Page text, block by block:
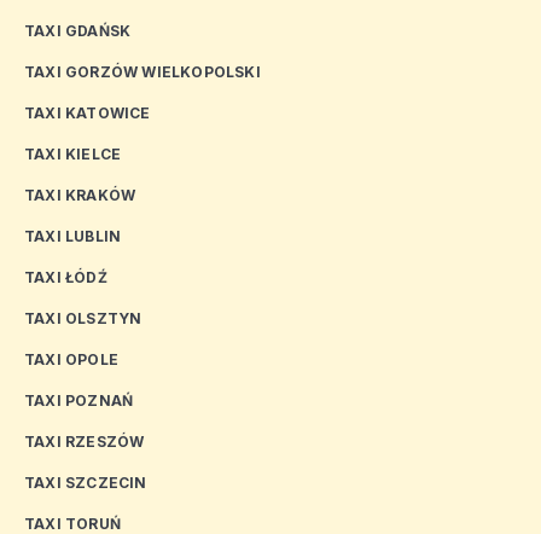
TAXI GDAŃSK
TAXI GORZÓW WIELKOPOLSKI
TAXI KATOWICE
TAXI KIELCE
TAXI KRAKÓW
TAXI LUBLIN
TAXI ŁÓDŹ
TAXI OLSZTYN
TAXI OPOLE
TAXI POZNAŃ
TAXI RZESZÓW
TAXI SZCZECIN
TAXI TORUŃ